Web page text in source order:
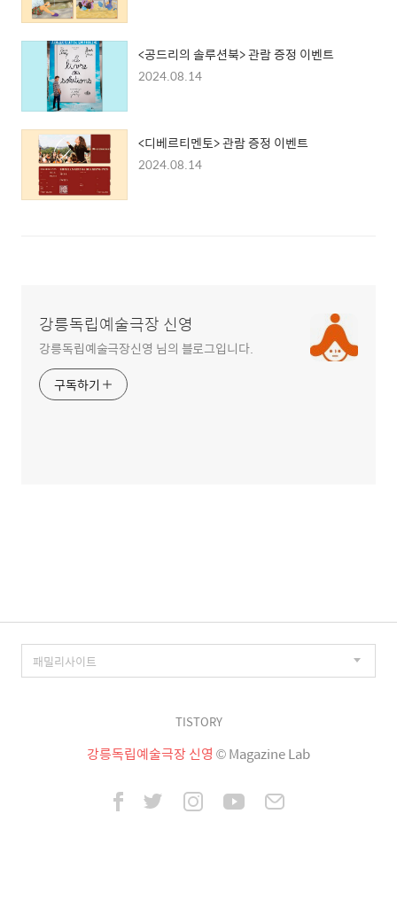
<공드리의 솔루션북> 관람 증정 이벤트
2024.08.14
<디베르티멘토> 관람 증정 이벤트
2024.08.14
강릉독립예술극장 신영
강릉독립예술극장신영 님의 블로그입니다.
구독하기
TISTORY
강릉독립예술극장 신영 © Magazine Lab